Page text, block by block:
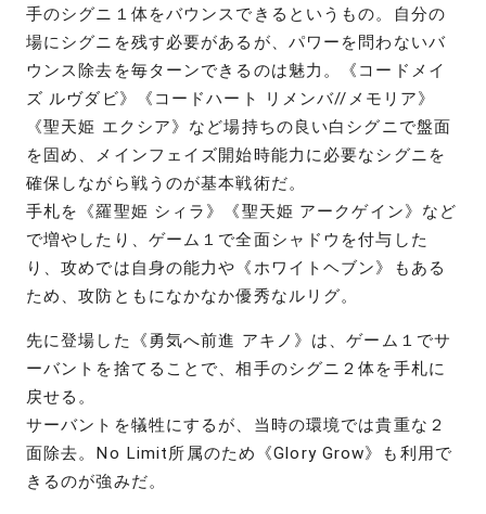
手のシグニ１体をバウンスできるというもの。自分の
場にシグニを残す必要があるが、パワーを問わないバ
ウンス除去を毎ターンできるのは魅力。《コードメイ
ズ ルヴダビ》《コードハート リメンバ//メモリア》
《聖天姫 エクシア》など場持ちの良い白シグニで盤面
を固め、メインフェイズ開始時能力に必要なシグニを
確保しながら戦うのが基本戦術だ。
手札を《羅聖姫 シィラ》《聖天姫 アークゲイン》など
で増やしたり、ゲーム１で全面シャドウを付与した
り、攻めでは自身の能力や《ホワイトヘブン》もある
ため、攻防ともになかなか優秀なルリグ。
先に登場した《勇気へ前進 アキノ》は、ゲーム１でサ
ーバントを捨てることで、相手のシグニ２体を手札に
戻せる。
サーバントを犠牲にするが、当時の環境では貴重な２
面除去。No Limit所属のため《Glory Grow》も利用で
きるのが強みだ。